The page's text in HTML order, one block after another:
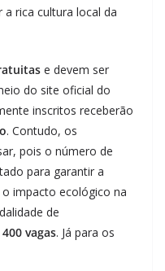
a rica cultura local da
e devem ser
do site oficial do
inscritos receberão
. Contudo, os
pois o número de
para garantir a
impacto ecológico na
de
400 vagas. Já para os